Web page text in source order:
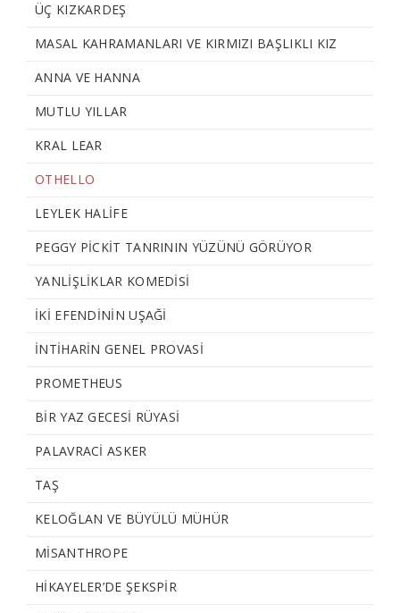
ÜÇ KIZKARDEŞ
MASAL KAHRAMANLARI VE KIRMIZI BAŞLIKLI KIZ
ANNA VE HANNA
MUTLU YILLAR
KRAL LEAR
OTHELLO
LEYLEK HALİFE
PEGGY PİCKİT TANRININ YÜZÜNÜ GÖRÜYOR
YANLIŞLIKLAR KOMEDİSİ
İKI EFENDININ UŞAĞI
İNTİHARIN GENEL PROVASI
PROMETHEUS
BIR YAZ GECESI RÜYASI
PALAVRACI ASKER
TAŞ
KELOĞLAN VE BÜYÜLÜ MÜHÜR
MISANTHROPE
HIKAYELER’DE ŞEKSPIR